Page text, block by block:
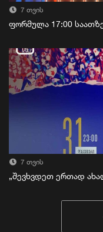
7 თვის
ფორმულა 17:00
7 თვის
„შევხვდეთ ერთად